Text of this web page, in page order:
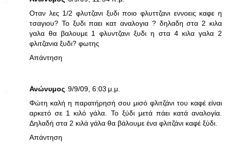
Οταν λες 1/2 φλυτζανι ξυδι ποιο φλυττζανι εννοεις καφε η
τσαγιου? Το ξυδι παει κατ αναλογια ? δηλαδη στα 2 κιλα
γαλα θα βαλουμε 1 φλυντζανι ξυδι η στα 4 κιλα γαλα 2
φλιτζανια ξυδι? φωτης
Απάντηση
Ανώνυμος 9/9/09, 6:03 μ.μ.
Φώτη καλή η παρατήρησή σου μισό φλιτζάνι του καφέ είναι
αρκετό σε 1 κιλό γάλα. Το ξύδι μετά πάει κατά αναλογία.
Δηλαδή στα 2 κιλά γάλα θα βάλουμε ένα φλιτζάνι καφέ ξύδι.
Απάντηση